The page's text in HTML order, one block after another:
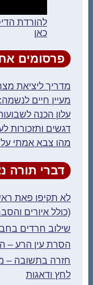
להורדת
כאן
פרסומים
מדריך ליציאת
מעיין חיים
עלון הכנה
דגשים
מהו צבא אמתי על
דברי תורה
לא תקיפו פאת
(כולל איורים
שילוב חרדים
הסרת עין הרע –
חזרה בתשובה –
לחץ ודאגות